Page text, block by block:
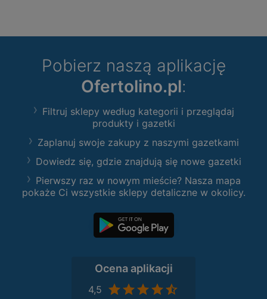
Pobierz naszą aplikację
Ofertolino.pl:
Filtruj sklepy według kategorii i przeglądaj
produkty i gazetki
Zaplanuj swoje zakupy z naszymi gazetkami
Dowiedz się, gdzie znajdują się nowe gazetki
Pierwszy raz w nowym mieście? Nasza mapa
pokaże Ci wszystkie sklepy detaliczne w okolicy.
Ocena aplikacji
4,5